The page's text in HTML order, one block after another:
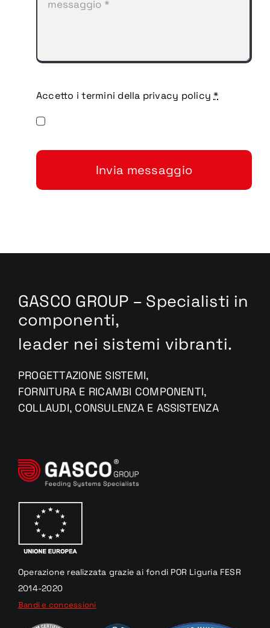
Accetto i termini della privacy policy*
Invia messaggio
GASCO GROUP – Specialisti in
componenti,
leader nei sistemi vibranti.
PROGETTAZIONE SISTEMI,
FORNITURA E RICAMBI COMPONENTI,
COLLAUDI, CONSULENZA E ASSISTENZA
Operazione realizzata grazieai fondi POR Liguria FESR
2014-2020
Bandi e concessioni